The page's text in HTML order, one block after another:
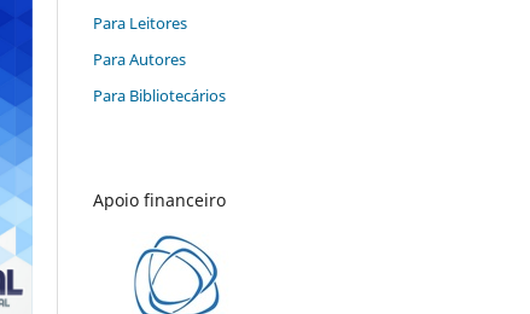
Para Leitores
Para Autores
Para Bibliotecários
Apoio financeiro